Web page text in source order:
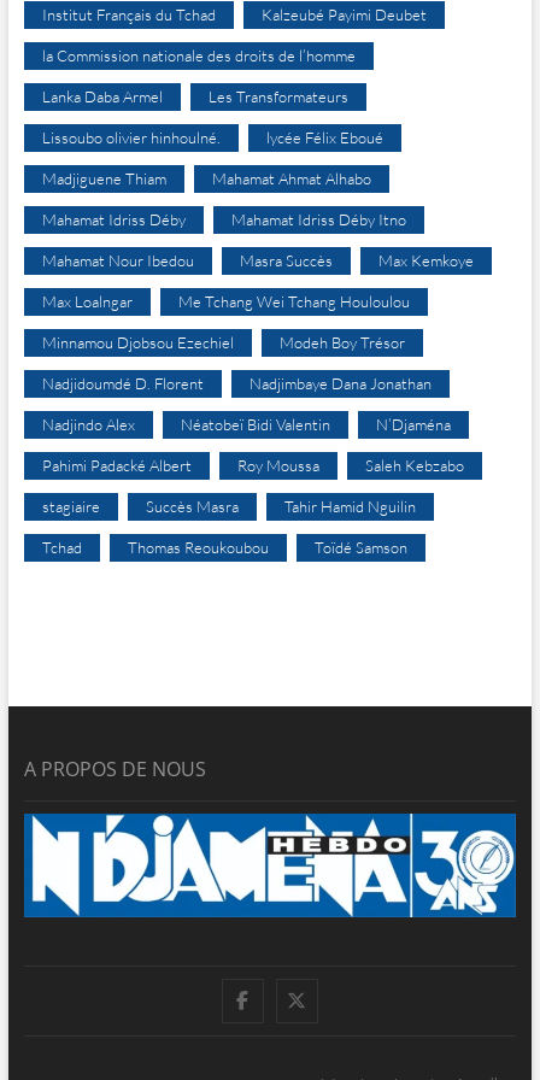
Institut Français du Tchad Kalzeubé Payimi Deubet
la Commission nationale des droits de l’homme
Lanka Daba Armel Les Transformateurs
Lissoubo olivier hinhoulné. lycée Félix Eboué
Madjiguene Thiam Mahamat Ahmat Alhabo
Mahamat Idriss Déby Mahamat Idriss Déby Itno
Mahamat Nour Ibedou Masra Succès Max Kemkoye
Max Loalngar Me Tchang Wei Tchang Houloulou
Minnamou Djobsou Ezechiel Modeh Boy Trésor
Nadjidoumdé D. Florent Nadjimbaye Dana Jonathan
Nadjindo Alex Néatobeï Bidi Valentin N’Djaména
Pahimi Padacké Albert Roy Moussa Saleh Kebzabo
stagiaire Succès Masra Tahir Hamid Nguilin
Tchad Thomas Reoukoubou Toïdé Samson
A PROPOS DE NOUS
facebook